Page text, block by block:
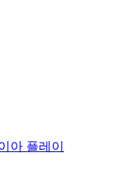
아 플레이